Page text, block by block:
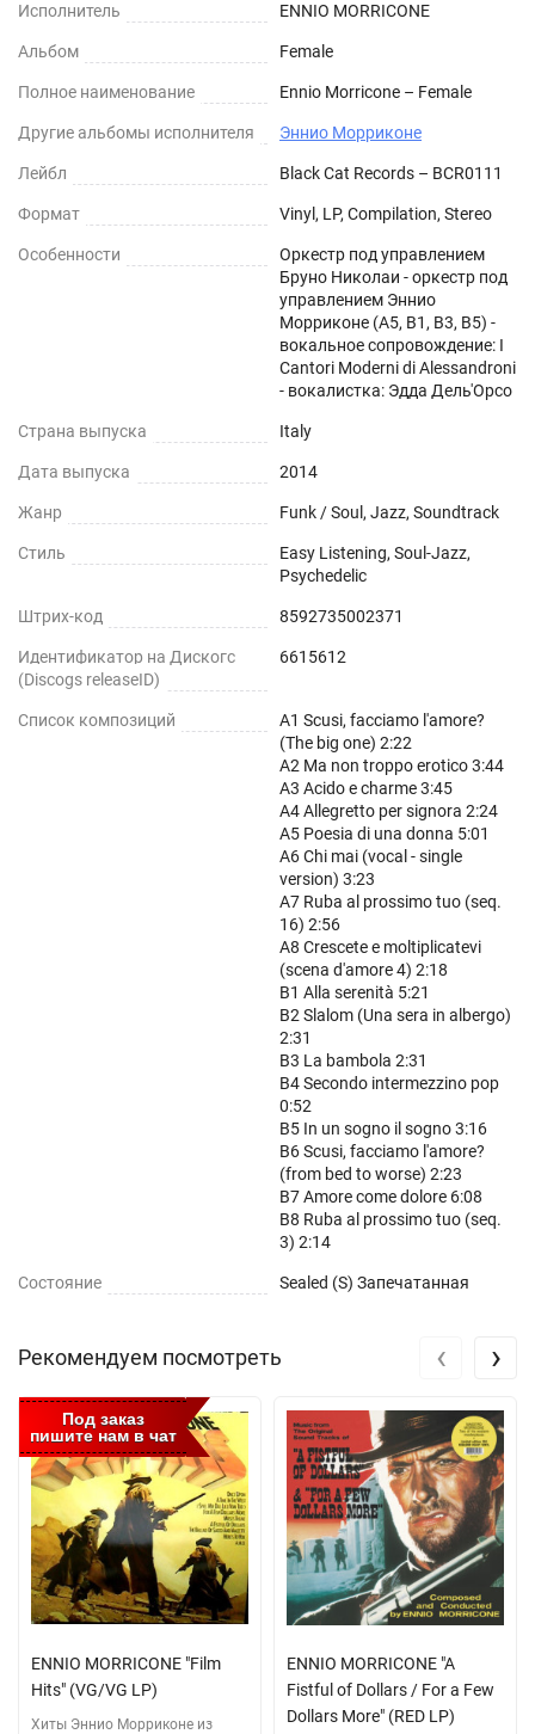
Исполнитель ENNIO MORRICONE
Альбом Female
Полное наименование Ennio Morricone – Female
Другие альбомы исполнителя Эннио Морриконе
Лейбл Black Cat Records – BCR0111
Формат Vinyl, LP, Compilation, Stereo
Особенности
Оркестр под управлением
Бруно Николаи - оркестр под
управлением Эннио
Морриконе (A5, B1, B3, B5) -
вокальное сопровождение: I
Cantori Moderni di Alessandroni
- вокалистка: Эдда Дель'Орсо
Страна выпуска Italy
Дата выпуска 2014
Жанр Funk / Soul, Jazz, Soundtrack
Стиль
Easy Listening, Soul-Jazz,
Psychedelic
Штрих-код 8592735002371
Идентификатор на Дискогс
(Discogs releaseID)
6615612
Список композиций
A1 Scusi, facciamo l'amore?
(The big one) 2:22
A2 Ma non troppo erotico 3:44
A3 Acido e charme 3:45
A4 Allegretto per signora 2:24
A5 Poesia di una donna 5:01
A6 Chi mai (vocal - single
version) 3:23
A7 Ruba al prossimo tuo (seq.
16) 2:56
A8 Crescete e moltiplicatevi
(scena d'amore 4) 2:18
B1 Alla serenità 5:21
B2 Slalom (Una sera in albergo)
2:31
B3 La bambola 2:31
B4 Secondo intermezzino pop
0:52
B5 In un sogno il sogno 3:16
B6 Scusi, facciamo l'amore?
(from bed to worse) 2:23
B7 Amore come dolore 6:08
B8 Ruba al prossimo tuo (seq.
3) 2:14
Состояние Sealed (S) Запечатанная
Рекомендуем посмотреть
Под заказ
пишите нам в чат
ENNIO MORRICONE "Film
Hits" (VG/VG LP)
Хиты Эннио Морриконе из
ENNIO MORRICONE "A
Fistful of Dollars / For a Few
Dollars More" (RED LP)
‹ ›